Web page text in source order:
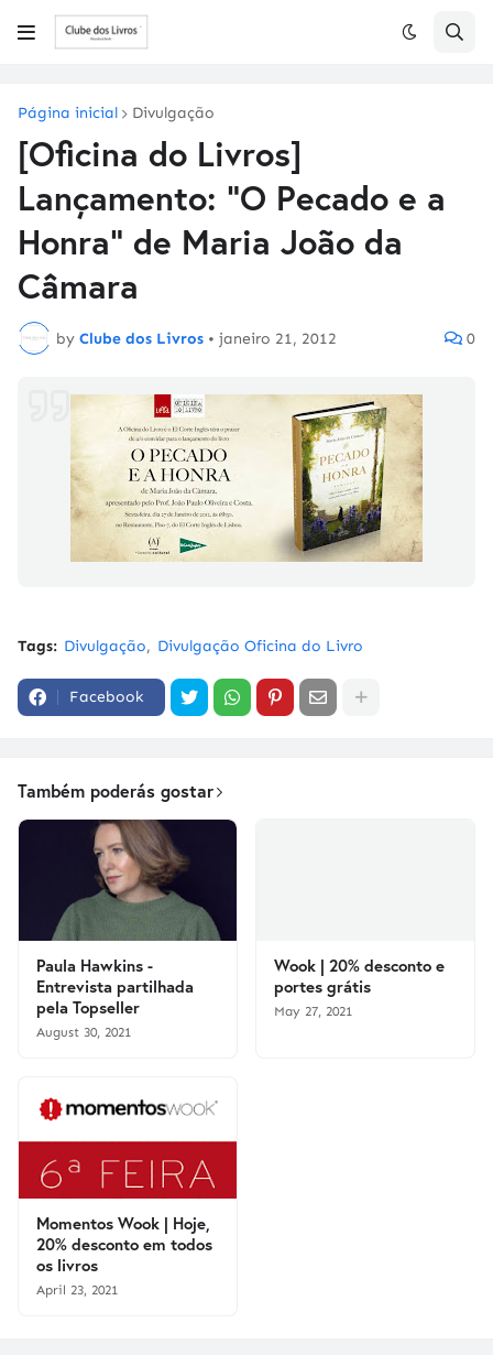
Página inicial Divulgação
[Oficina do Livros]
Lançamento: "O Pecado e a
Honra" de Maria João da
Câmara
by Clube dos Livros • janeiro 21, 2012 0
Tags: Divulgação Divulgação Oficina do Livro
Facebook
Também poderás gostar
Paula Hawkins -
Entrevista partilhada
pela Topseller
August 30, 2021
Wook | 20% desconto e
portes grátis
May 27, 2021
Momentos Wook | Hoje,
20% desconto em todos
os livros
April 23, 2021